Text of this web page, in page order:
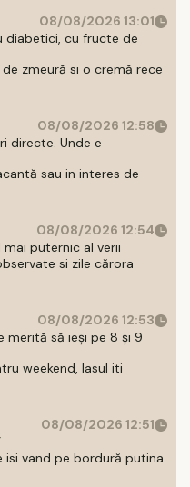
08/08/2026 13:01
diabetici, cu fructe de
zmeură si o cremă rece
08/08/2026 12:58
directe. Unde e
sau in interes de
08/08/2026 12:54
puternic al verii
si zile cărora
08/08/2026 12:53
merită să ieși pe 8 și 9
weekend, Iasul iti
08/08/2026 12:51
isi vand pe bordură putina